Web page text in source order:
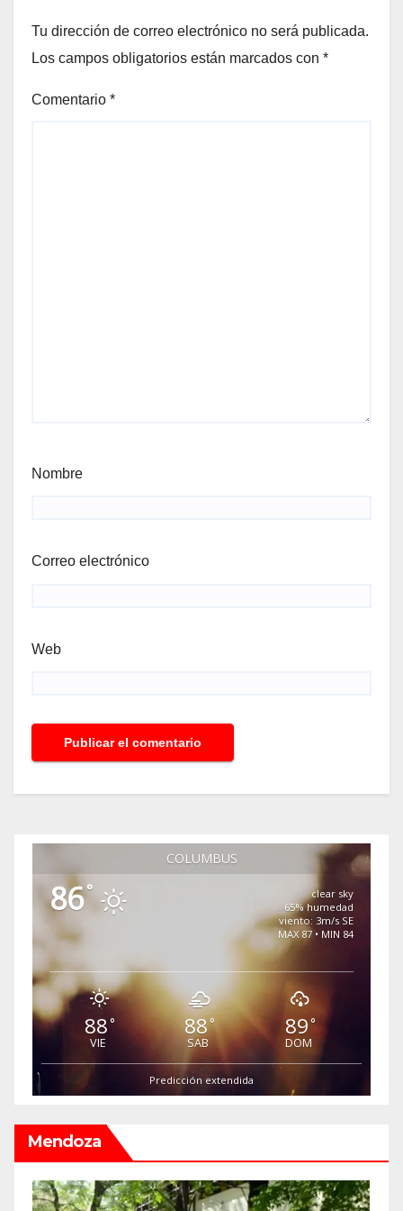
Tu dirección de correo electrónico no será publicada.
Los campos obligatorios están marcados con *
Comentario *
Nombre
Correo electrónico
Web
COLUMBUS
86°
clear sky
65% humedad
viento: 3m/s SE
MAX 87 • MIN 84
88°
VIE
88°
SAB
89°
DOM
Predicción extendida
Mendoza